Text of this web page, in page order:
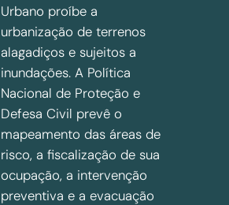
Urbano proíbe a
urbanização de terrenos
alagadiços e sujeitos a
inundações. A Política
Nacional de Proteção e
Defesa Civil prevê o
mapeamento das áreas de
risco, a fiscalização de sua
ocupação, a intervenção
preventiva e a evacuação